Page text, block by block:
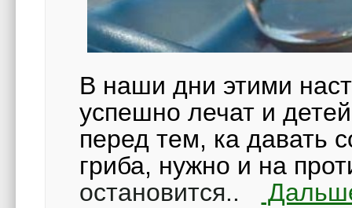
В наши дни этими
успешно лечат и
перед тем, ка давать
гриба, нужно и на
остановится..